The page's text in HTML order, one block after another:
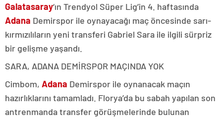
Galatasaray‘ın Trendyol Süper Lig’in 4. haftasında
Adana Demirspor ile oynayacağı maç öncesinde sarı-
kırmızılıların yeni transferi Gabriel Sara ile ilgili sürpriz
bir gelişme yaşandı.
SARA, ADANA DEMİRSPOR MAÇINDA YOK
Cimbom, Adana Demirspor ile oynanacak maçın
hazırlıklarını tamamladı. Florya’da bu sabah yapılan son
antrenmanda transfer görüşmelerinde bulunan